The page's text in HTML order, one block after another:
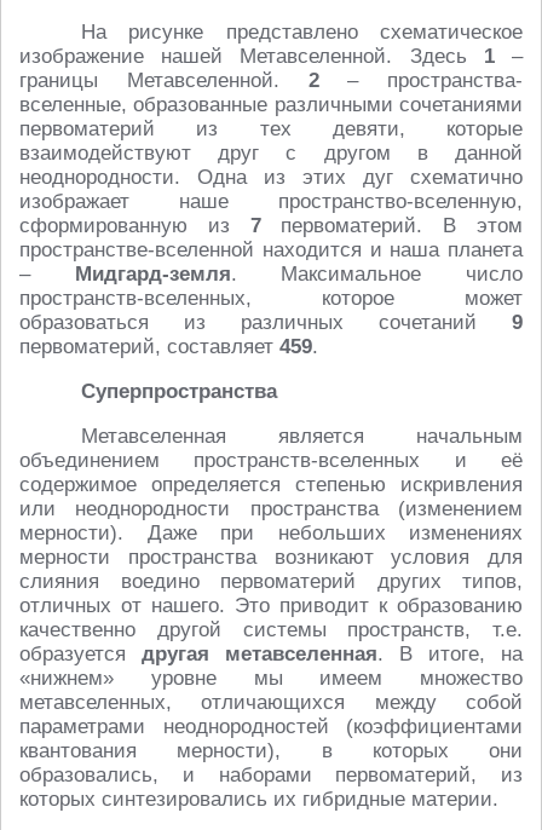
На рисунке представлено схематическое
изображение нашей Метавселенной. Здесь 1–
границы Метавселенной. 2– пространства-
вселенные, образованные различными сочетаниями
первоматерий из тех девяти, которые
взаимодействуют друг с другом в данной
неоднородности. Одна из этих дуг схематично
изображает наше пространство-вселенную,
сформированную из 7первоматерий. В этом
пространстве-вселенной находится и наша планета
– Мидгард-земля. Максимальное число
пространств-вселенных, которое может
образоваться из различных сочетаний 9
первоматерий, составляет 459.
Суперпространства
Метавселенная является начальным
объединением пространств-вселенных и её
содержимое определяется степенью искривления
или неоднородности пространства (изменением
мерности). Даже при небольших изменениях
мерности пространства возникают условия для
слияния воедино первоматерий других типов,
отличных от нашего. Это приводит к образованию
качественно другой системы пространств, т.е.
образуется другая метавселенная. В итоге, на
«нижнем» уровне мы имеем множество
метавселенных, отличающихся между собой
параметрами неоднородностей (коэффициентами
квантования мерности), в которых они
образовались, и наборами первоматерий, из
которых синтезировались их гибридные материи.